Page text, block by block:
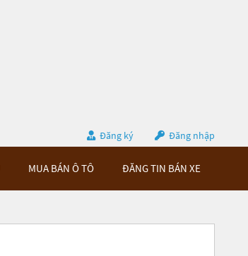
Đăng ký
Đăng nhập
MUA BÁN Ô TÔ ĐĂNG TIN BÁN XE